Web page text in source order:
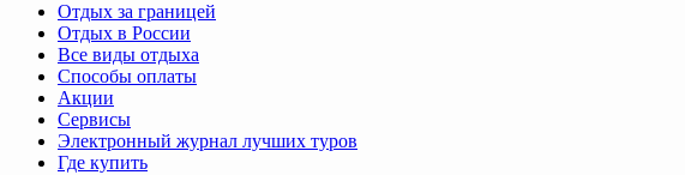
Отдых за границей
Отдых в России
Все виды отдыха
Способы оплаты
Акции
Сервисы
Электронный журнал лучших туров
Где купить